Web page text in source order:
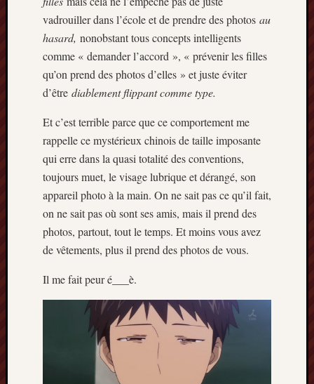
vadrouiller dans l’école et de prendre des photos au
hasard, nonobstant tous concepts intelligents
comme « demander l’accord », « prévenir les filles
qu’on prend des photos d’elles » et juste éviter
d’être diablement flippant comme type.
Et c’est terrible parce que ce comportement me
rappelle ce mystérieux chinois de taille imposante
qui erre dans la quasi totalité des conventions,
toujours muet, le visage lubrique et dérangé, son
appareil photo à la main. On ne sait pas ce qu’il fait,
on ne sait pas où sont ses amis, mais il prend des
photos, partout, tout le temps. Et moins vous avez
de vêtements, plus il prend des photos de vous.
Il me fait peur é___è.